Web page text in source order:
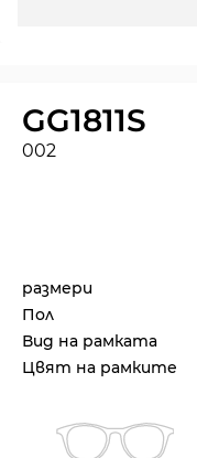
GG1811S
002
размери
Пол
Вид на рамката
Цвят на рамките